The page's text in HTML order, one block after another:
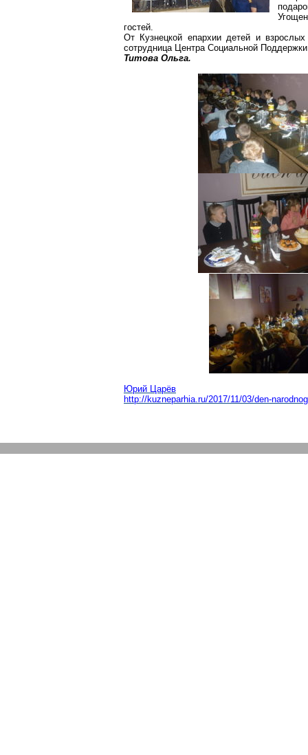
гостей.
От Кузнецкой епархии детей и
сотрудница Центра Социальной
Титова Ольга.
Юрий Царёв
http://kuzneparhia.ru/2017/11/03/den-